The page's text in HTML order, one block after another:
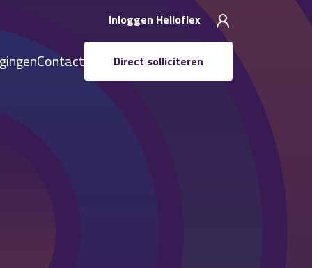
Inloggen Helloflex
Contact Direct solliciteren